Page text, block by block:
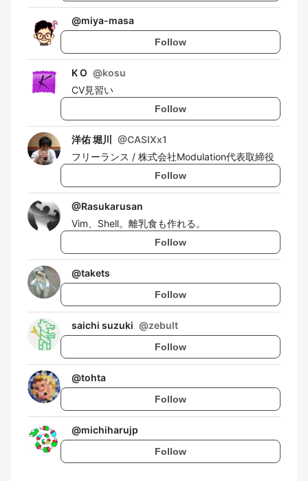
@miya-masa
Follow
K O @kosu
CV見習い
Follow
洋佑 堀川 @CASIXx1
フリーランス / 株式会社Modulation代表取締役
Follow
@Rasukarusan
Vim、Shell。離乳食も作れる。
Follow
@takets
Follow
saichi suzuki @zebult
Follow
@tohta
Follow
@michiharujp
Follow